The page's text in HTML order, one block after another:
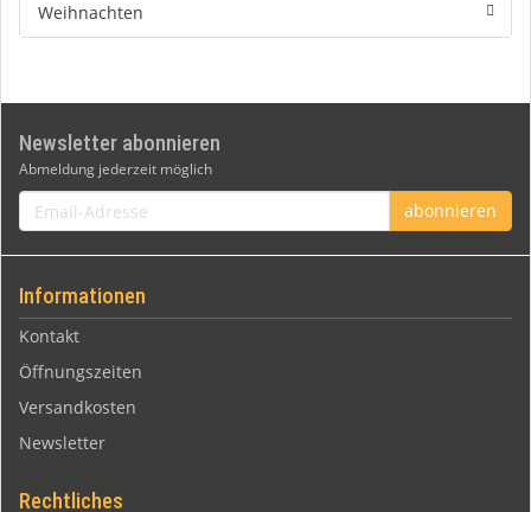
Weihnachten
Newsletter abonnieren
Abmeldung jederzeit möglich
Email-
Adresse
abonnieren
Informationen
Kontakt
Öffnungszeiten
Versandkosten
Newsletter
Rechtliches